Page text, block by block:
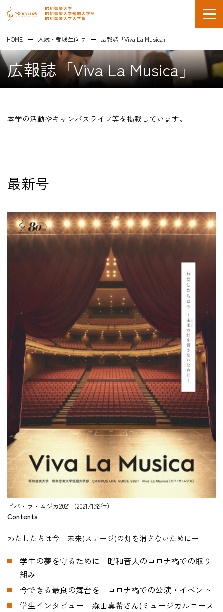
在学生の方
HOME
入試・受験生向け
大学・短大
学科・コース
大学院
修士・博士
教員紹介
演奏会・公演・講座
キャリア・就職
大学紹介
在学生の方
卒業生の方
English
HOME 入試・受験生向け 広報誌「Viva La Musica」
広報誌「Viva La Musica」
本学の活動やキャンパスライフ等を掲載しています。
最新号
ビバ・ラ・ムジカ2021（2021/1発行）
Contents
わたしたちは今―未来(ステージ)の灯を消さないためにー
学生の夢を守るためにー昭和音大のコロナ禍での取り
組み
今できる最良の舞台をーコロナ禍での公演・イベント
学生インタビュー 森田真希さん(ミュージカルコース